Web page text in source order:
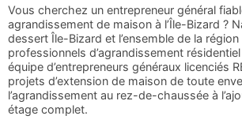
Vous cherchez un entrepreneur général
agrandissement de maison à l’Île-Bizard ?
dessert Île-Bizard et l’ensemble de la
professionnels d’agrandissement
équipe d’entrepreneurs généraux licenciés
projets d’extension de maison de toute
l’agrandissement au rez-de-chaussée à
étage complet.